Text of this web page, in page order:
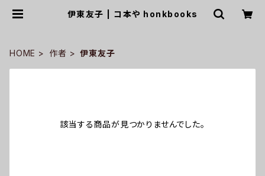
伊東友子 | コ本や honkbooks
HOME 作者 伊東友子
該当する商品が見つかりませんでした。